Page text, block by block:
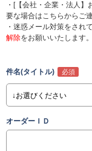
・[【会社・企業・法人
要な場合はこちらからご
・迷惑メール対策をされ
解除をお願いいたします。
件名(タイトル)
オーダーＩＤ